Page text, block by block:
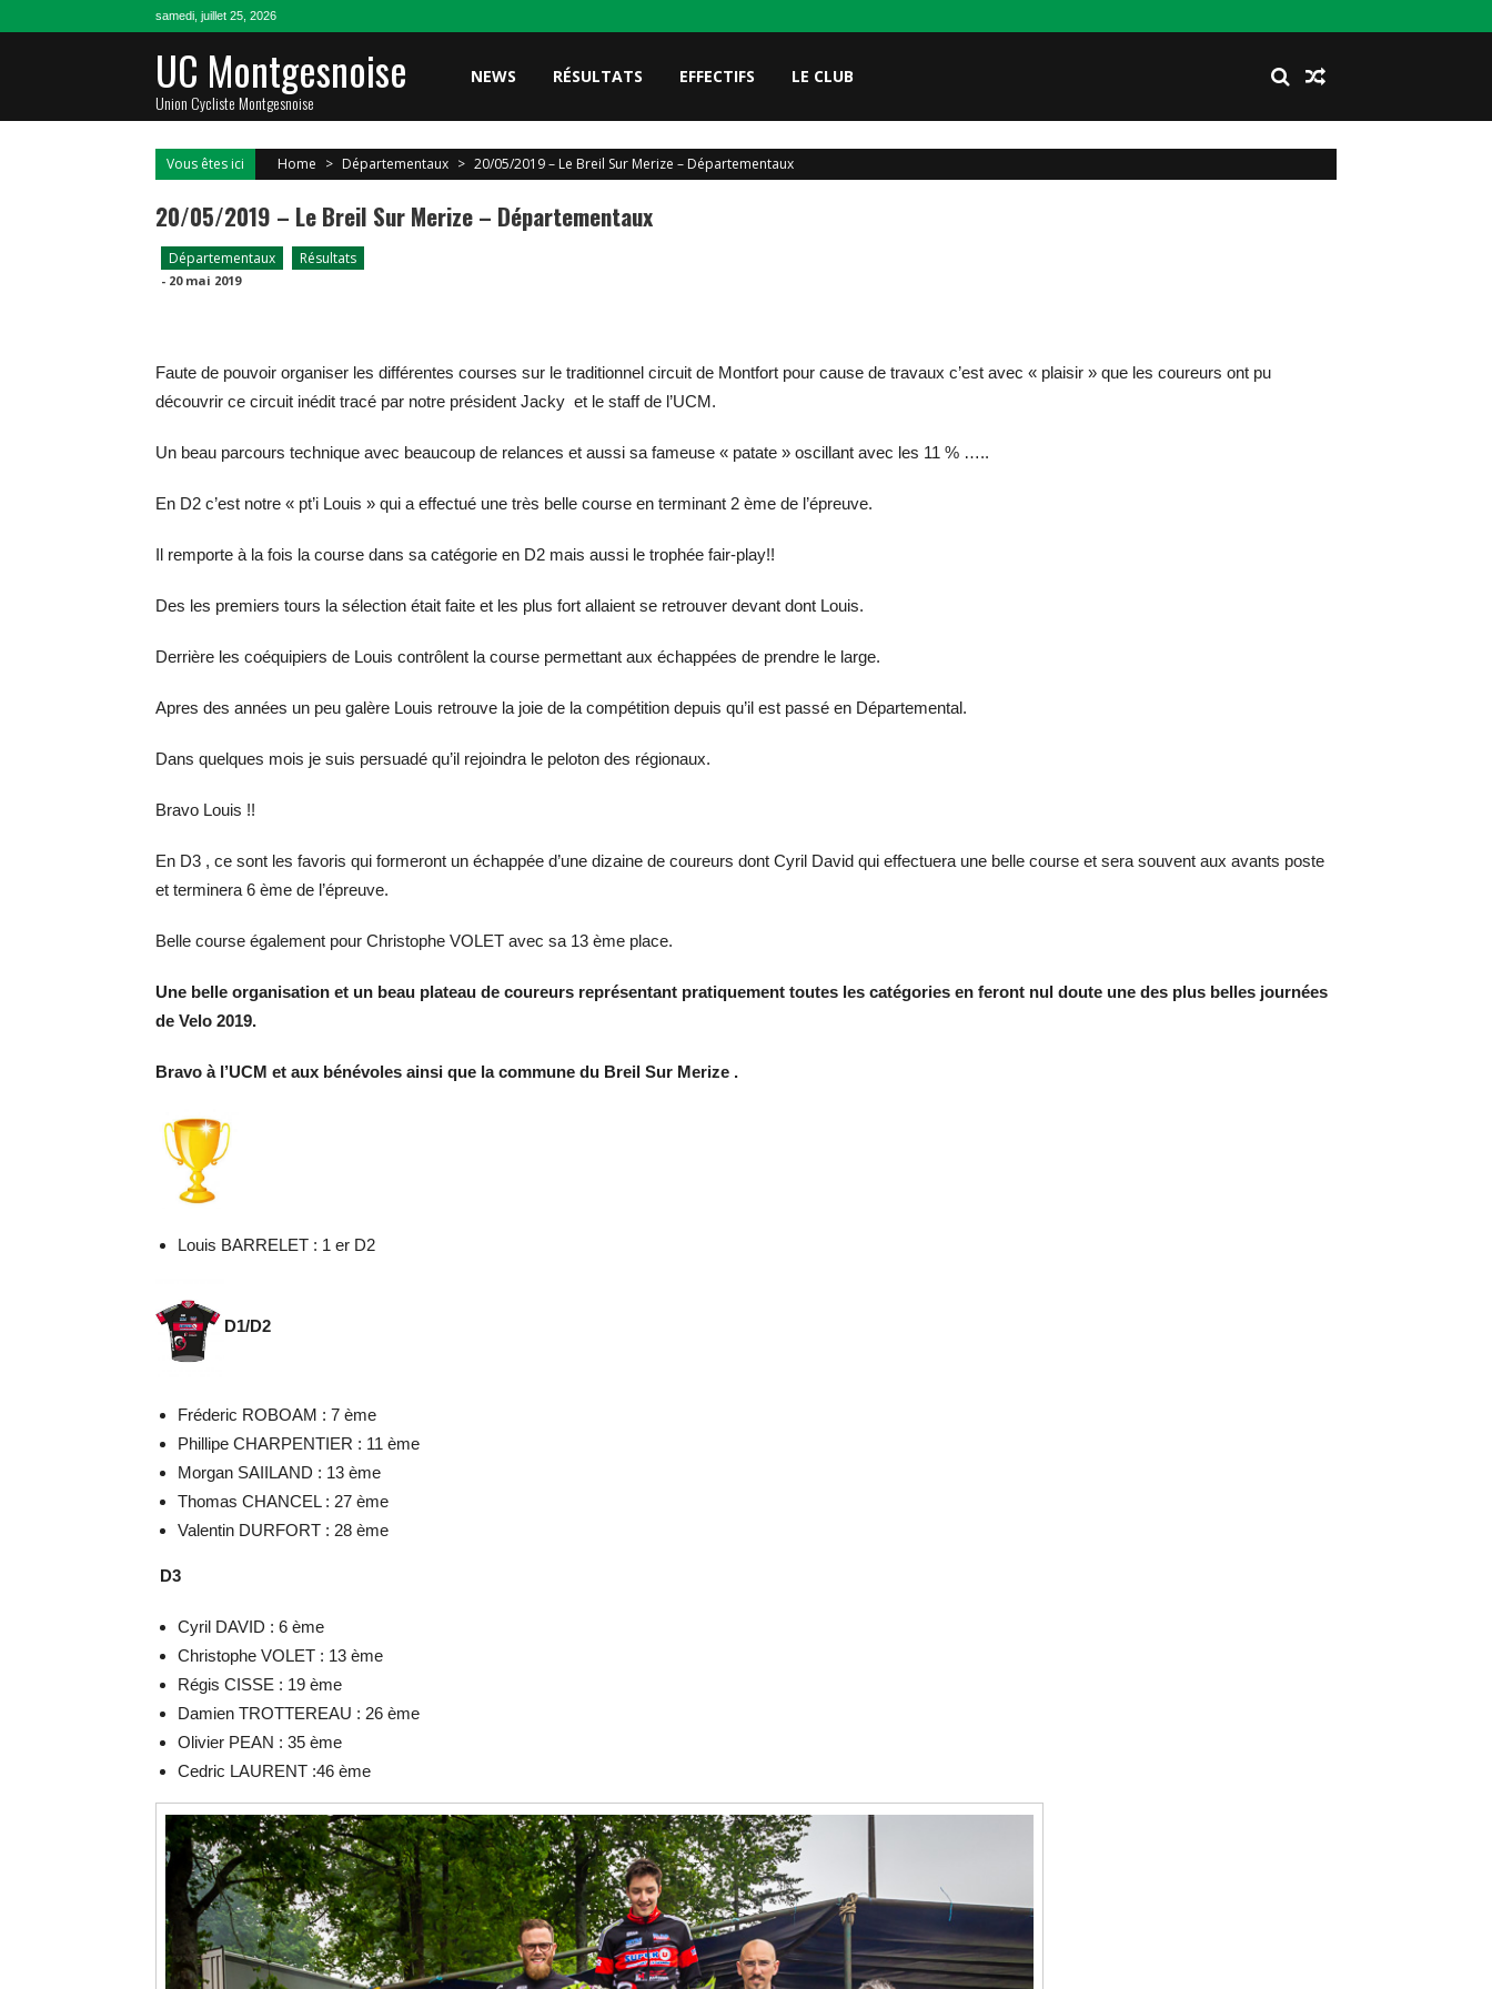
samedi, juillet 25, 2026
UC Montgesnoise
Union Cycliste Montgesnoise
NEWS RÉSULTATS EFFECTIFS LE CLUB
Vous êtes ici Home > Départementaux > 20/05/2019 – Le Breil Sur Merize – Départementaux
20/05/2019 – Le Breil Sur Merize – Départementaux
Départementaux Résultats
- 20 mai 2019
Faute de pouvoir organiser les différentes courses sur le traditionnel circuit de Montfort pour cause de travaux c’est avec « plaisir » que les coureurs ont pu
découvrir ce circuit inédit tracé par notre président Jacky et le staff de l’UCM.
Un beau parcours technique avec beaucoup de relances et aussi sa fameuse « patate » oscillant avec les 11 % …..
En D2 c’est notre « pt’i Louis » qui a effectué une très belle course en terminant 2 ème de l’épreuve.
Il remporte à la fois la course dans sa catégorie en D2 mais aussi le trophée fair-play!!
Des les premiers tours la sélection était faite et les plus fort allaient se retrouver devant dont Louis.
Derrière les coéquipiers de Louis contrôlent la course permettant aux échappées de prendre le large.
Apres des années un peu galère Louis retrouve la joie de la compétition depuis qu’il est passé en Départemental.
Dans quelques mois je suis persuadé qu’il rejoindra le peloton des régionaux.
Bravo Louis !!
En D3 , ce sont les favoris qui formeront un échappée d’une dizaine de coureurs dont Cyril David qui effectuera une belle course et sera souvent aux avants poste
et terminera 6 ème de l’épreuve.
Belle course également pour Christophe VOLET avec sa 13 ème place.
Une belle organisation et un beau plateau de coureurs représentant pratiquement toutes les catégories en feront nul doute une des plus belles journées
de Velo 2019.
Bravo à l’UCM et aux bénévoles ainsi que la commune du Breil Sur Merize .
Louis BARRELET : 1 er D2
D1/D2
Fréderic ROBOAM : 7 ème
Phillipe CHARPENTIER : 11 ème
Morgan SAIILAND : 13 ème
Thomas CHANCEL : 27 ème
Valentin DURFORT : 28 ème
D3
Cyril DAVID : 6 ème
Christophe VOLET : 13 ème
Régis CISSE : 19 ème
Damien TROTTEREAU : 26 ème
Olivier PEAN : 35 ème
Cedric LAURENT :46 ème